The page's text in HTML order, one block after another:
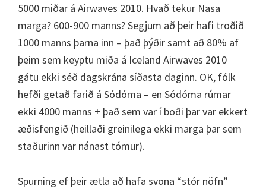
5000 miðar á Airwaves 2010. Hvað tekur Nasa
marga? 600-900 manns? Segjum að þeir hafi troðið
1000 manns þarna inn – það þýðir samt að 80% af
þeim sem keyptu miða á Iceland Airwaves 2010
gátu ekki séð dagskrána síðasta daginn. OK, fólk
hefði getað farið á Sódóma – en Sódóma rúmar
ekki 4000 manns + það sem var í boði þar var ekkert
æðisfengið (heillaði greinilega ekki marga þar sem
staðurinn var nánast tómur).
Spurning ef þeir ætla að hafa svona “stór nöfn”